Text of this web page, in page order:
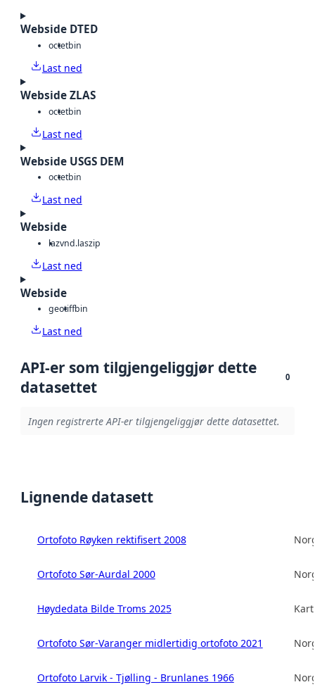
Webside DTED
octetbin
Last ned
Webside ZLAS
octetbin
Last ned
Webside USGS DEM
octetbin
Last ned
Webside
lazvnd.laszip
Last ned
Webside
geotiffbin
Last ned
API-er som tilgjengeliggjør dette
datasettet
0
Ingen registrerte API-er tilgjengeliggjør dette datasettet.
Lignende datasett
Ortofoto Røyken rektifisert 2008
Ortofoto Sør-Aurdal 2000
Høydedata Bilde Troms 2025
Ortofoto Sør-Varanger midlertidig ortofoto 2021
Ortofoto Larvik - Tjølling - Brunlanes 1966